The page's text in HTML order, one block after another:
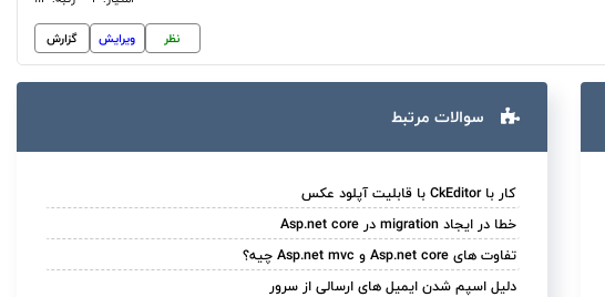
نظر
ویرایش گزارش
سوالات مرتبط
کار با CkEditor با قابلیت آپلود عکس
خطا در ایجاد migration در Asp.net core
تفاوت های Asp.net core و Asp.net mvc چیه؟
دلیل اسپم شدن ایمیل های ارسالی از سرور